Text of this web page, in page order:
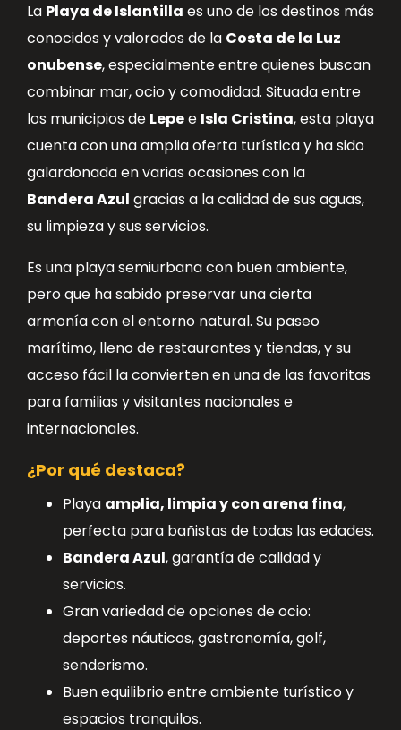
La Playa de Islantilla es uno de los destinos más
conocidos y valorados de la Costa de la Luz
onubense, especialmente entre quienes buscan
combinar mar, ocio y comodidad. Situada entre
los municipios de Lepee Isla Cristina, esta playa
cuenta con una amplia oferta turística y ha sido
galardonada en varias ocasiones con la
Bandera Azul gracias a la calidad de sus aguas,
su limpieza y sus servicios.
Es una playa semiurbana con buen ambiente,
pero que ha sabido preservar una cierta
armonía con el entorno natural. Su paseo
marítimo, lleno de restaurantes y tiendas, y su
acceso fácil la convierten en una de las favoritas
para familias y visitantes nacionales e
internacionales.
¿Por qué destaca?
Playa amplia, limpia y con arena fina,
perfecta para bañistas de todas las edades.
Bandera Azul, garantía de calidad y
servicios.
Gran variedad de opciones de ocio:
deportes náuticos, gastronomía, golf,
senderismo.
Buen equilibrio entre ambiente turístico y
espacios tranquilos.